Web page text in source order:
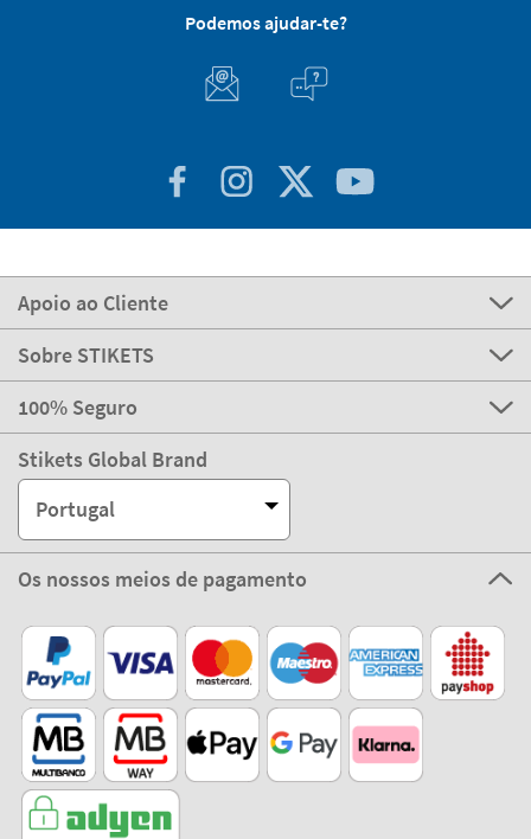
Podemos ajudar-te?
Apoio ao Cliente
Sobre STIKETS
100% Seguro
Stikets Global Brand
Portugal
Os nossos meios de pagamento